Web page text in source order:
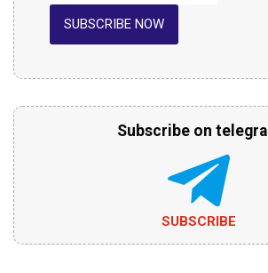
SUBSCRIBE NOW
Subscribe on
SUBSCRIBE